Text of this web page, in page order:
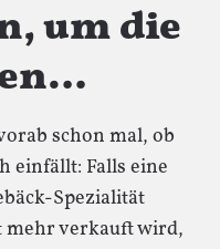
um die
schon mal, ob
einfällt: Falls eine
Spezialität
mehr verkauft wird,